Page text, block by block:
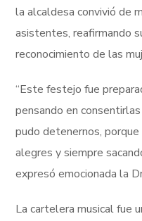
la alcaldesa convivió de
asistentes, reafirmando
reconocimiento de las
“Este festejo fue
pensando en
pudo detenernos,
alegres y siempre
expresó emocionada la
La cartelera musical fue